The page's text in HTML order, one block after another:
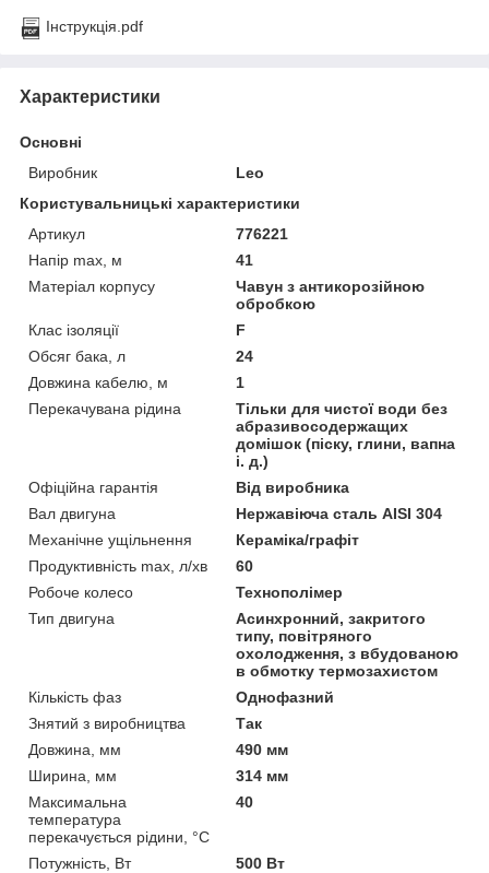
Інструкція.pdf
Характеристики
Основні
Виробник
Leo
Користувальницькі характеристики
Артикул
776221
Напір max, м
41
Матеріал корпусу
Чавун з антикорозійною
обробкою
Клас ізоляції
F
Обсяг бака, л
24
Довжина кабелю, м
1
Перекачувана рідина
Тільки для чистої води без
абразивосодержащих
домішок (піску, глини, вапна
і. д.)
Офіційна гарантія
Від виробника
Вал двигуна
Нержавіюча сталь AISI 304
Механічне ущільнення
Кераміка/графіт
Продуктивність max, л/хв
60
Робоче колесо
Технополімер
Тип двигуна
Асинхронний, закритого
типу, повітряного
охолодження, з вбудованою
в обмотку термозахистом
Кількість фаз
Однофазний
Знятий з виробництва
Так
Довжина, мм
490 мм
Ширина, мм
314 мм
Максимальна
температура
перекачується рідини, °C
40
Потужність, Вт
500 Вт